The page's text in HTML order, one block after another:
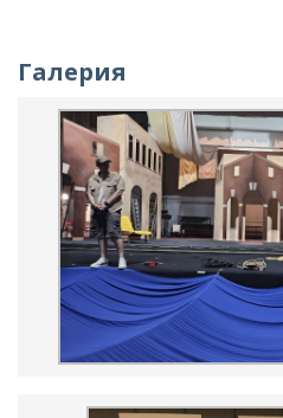
Галерия